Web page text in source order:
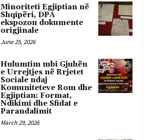
Minoriteti Egjiptian në
Shqipëri, DPA
ekspozon dokumente
origjinale
June 25, 2026
Hulumtim mbi Gjuhën
e Urrejtjes në Rrjetet
Sociale ndaj
Komuniteteve Rom dhe
Egjiptian: Format,
Ndikimi dhe Sfidat e
Parandalimit
March 29, 2026